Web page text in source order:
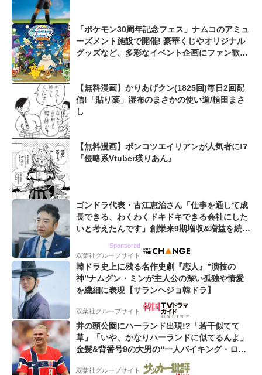
「ポケモン30周年記念フェス」ナムコのアミュ
ーズメント施設で開催! 豪華くじやオリジナル
グッズなど、多彩なイベント企画にファン歓喜
【無料漫画】かりあげクン(1825回)毎日2回配
信!「貼り薬」湿布のまさかの使い道/植田まさ
し
【無料漫画】ポンコツエイリアンが人気者に!?
『侵略系Vtuber瑛りあん』
ゴンドラ代表・古江恵治さん「仕事を通して成
長できる、わくわくドキドキできる会社にした
いと考えたんです」創業来9期増収&増益を続け
Sponsored
双葉社グループサイト
韓ドラ史上に残る名作史劇『恋人』”演技の
神”ナムグン・ミンが主人公の深い孤独や情愛
を繊細に表現【サランヘジョ韓ドラ】
双葉社グループサイト
井の頭公園にハーランド出現!?「若干似てて
草」「いや、かなりハーランドに似てるんよ」
金髪&背番号9の大男の“一人バイキング・ロ
ー”映像が話題!「元気をもらった」
双葉社グループサイト